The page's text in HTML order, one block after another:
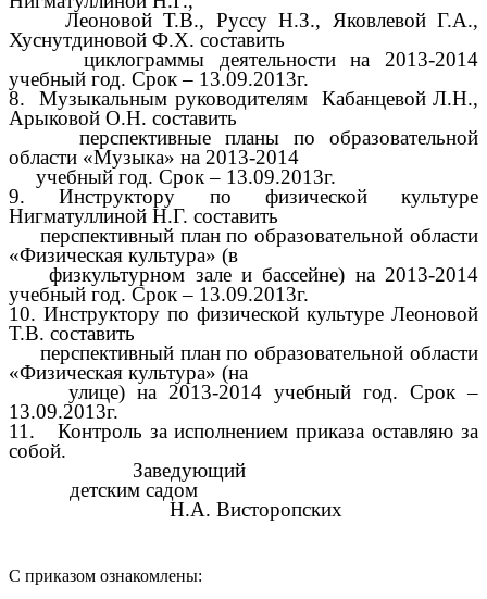
Леоновой Т.В., Руссу Н.З., Яковлевой Г.А.,
Хуснутдиновой Ф.Х. составить
циклограммы деятельности на 2013-2014
учебный год. Срок – 13.09.2013г.
8. Музыкальным руководителям Кабанцевой Л.Н.,
Арыковой О.Н. составить
перспективные планы по образовательной
области «Музыка» на 2013-2014
учебный год. Срок – 13.09.2013г.
9. Инструктору по физической культуре
Нигматуллиной Н.Г. составить
перспективный план по образовательной области
«Физическая культура» (в
физкультурном зале и бассейне) на 2013-2014
учебный год. Срок – 13.09.2013г.
10. Инструктору по физической культуре Леоновой
Т.В. составить
перспективный план по образовательной области
«Физическая культура» (на
улице) на 2013-2014 учебный год. Срок –
13.09.2013г.
11. Контроль за исполнением приказа оставляю за
собой.
Заведующий
детским садом
Н.А. Висторопских
С приказом ознакомлены: